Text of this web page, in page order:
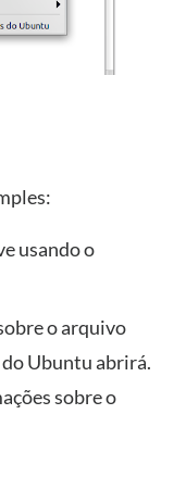
usando o
o arquivo
Ubuntu abrirá.
sobre o